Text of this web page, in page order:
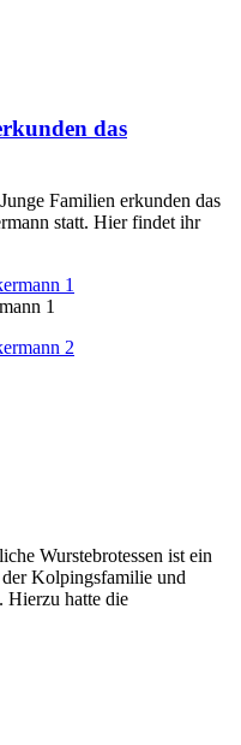
das
Familien erkunden das
statt. Hier findet ihr
1
Wurstebrotessen ist ein
Kolpingsfamilie und
Hierzu hatte die